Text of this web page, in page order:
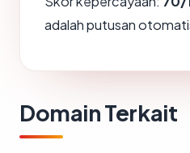
adalah putusan
Domain Terkait